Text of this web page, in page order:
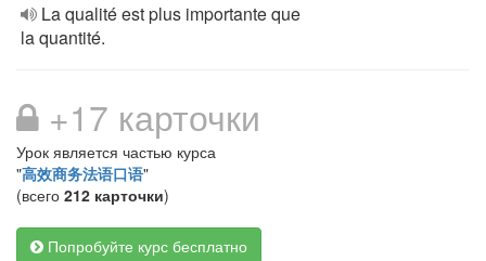
La qualité est plus importante que
la quantité.
+17 карточки
Урок является частью курса
"高效商务法语口语"
(всего 212 карточки)
Попробуйте курс бесплатно